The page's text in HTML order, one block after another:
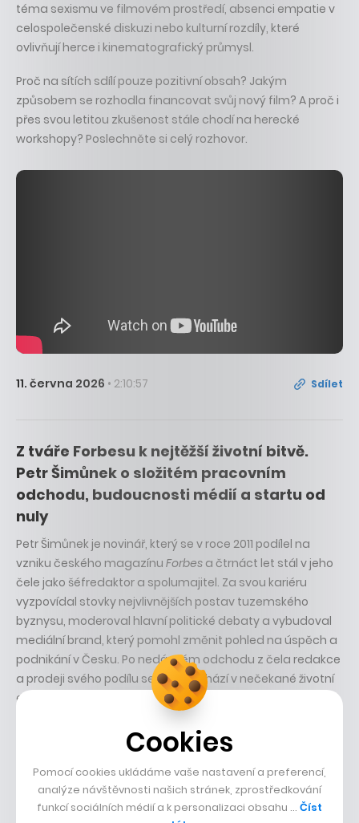
téma sexismu ve filmovém prostředí, absenci empatie v
celospolečenské diskuzi nebo kulturní rozdíly, které
ovlivňují herce i kinematografický průmysl.
Proč na sítích sdílí pouze pozitivní obsah? Jakým
způsobem se rozhodla financovat svůj nový film? A proč i
přes svou letitou zkušenost stále chodí na herecké
workshopy? Poslechněte si celý rozhovor.
11. června 2026 • 2:10:57 Sdílet
Z tváře Forbesu k nejtěžší životní bitvě.
Petr Šimůnek o složitém pracovním
odchodu, budoucnosti médií a startu od
nuly
Petr Šimůnek je novinář, který se v roce 2011 podílel na
vzniku českého magazínu Forbes a čtrnáct let stál v jeho
čele jako šéfredaktor a spolumajitel. Za svou kariéru
vyzpovídal stovky nejvlivnějších postav tuzemského
byznysu, moderoval hlavní politické debaty a vybudoval
mediální brand, který pomohl změnit pohled na úspěch a
podnikání v Česku. Po nedávném odchodu z čela redakce
a prodeji svého podílu se nyní nachází v nečekané životní
etapě.
V otevřeném rozhovoru s Michalem Ptáčkem mluví o
čerstvé diagnóze závažné nemoci. Popisuje, jak se
vyrovnává s náhlým zásahem do osobních i pracovních
plánů a proč i v této situaci věří svému heslu, že „všechno
začíná dnes“. Rozebírá ale také zákulisí miliardářského
Cookies
Pomocí cookies ukládáme vaše nastavení a preferencí,
analýze návštěvnosti našich stránek, zprostředkování
funkcí sociálních médií a k personalizaci obsahu … Číst